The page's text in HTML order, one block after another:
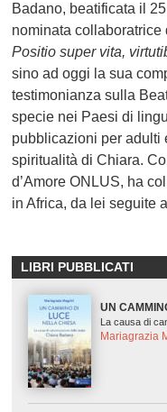
Badano, beatificata il
nominata
Positio super vita,
sino ad oggi la sua
testimonianza sulla
specie nei Paesi di
pubblicazioni per adulti
spiritualità di Chiara.
d’Amore ONLUS, ha
in Africa, da lei seguite
LIBRI PUBBLICATI
UN
La causa di
Mariagrazia